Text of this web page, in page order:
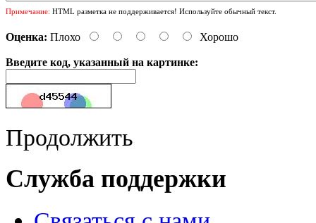
Примечание: HTML разметка не поддерживается! Используйте обычный текст.
Оценка: Плохо Хорошо
Введите код, указанный на картинке:
Продолжить
Служба поддержки